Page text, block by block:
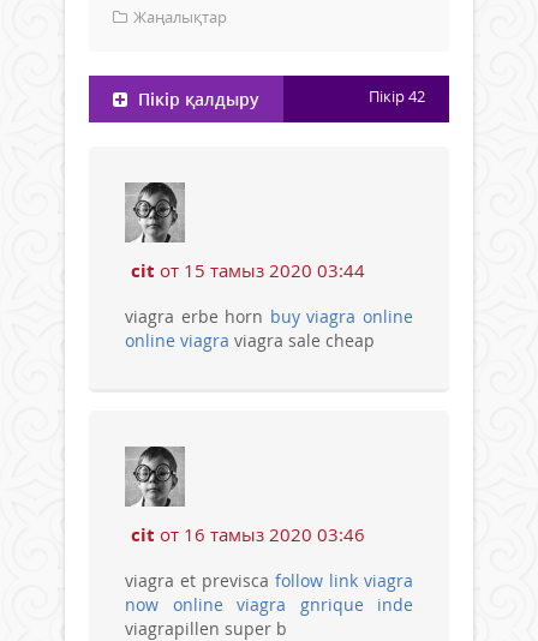
Жаңалықтар
Пікір қалдыру Пікір42
cit от 15 тамыз 2020 03:44
viagra erbe horn buy viagra online
online viagra viagra sale cheap
cit от 16 тамыз 2020 03:46
viagra et previsca follow link viagra
now online
viagra gnrique inde
viagrapillen super b